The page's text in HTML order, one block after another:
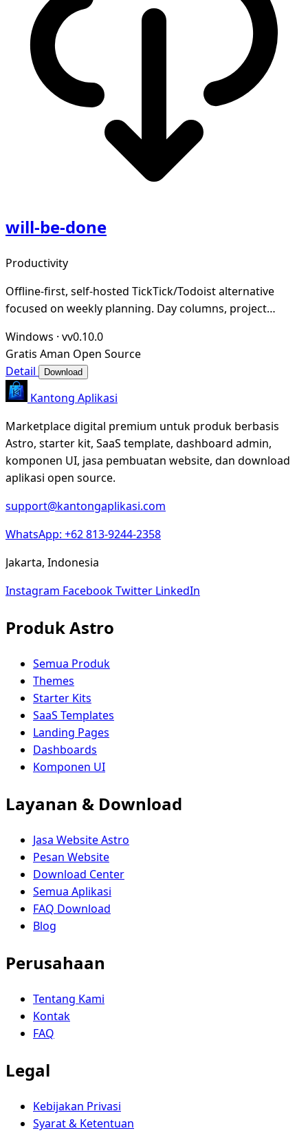
will-be-done
Productivity
Offline-first, self-hosted TickTick/Todoist alternative
focused on weekly planning. Day columns, project
Windows · vv0.10.0
Gratis Aman Open Source
Detail
Download
Kantong Aplikasi
Marketplace digital premium untuk produk berbasis
Astro, starter kit, SaaS template, dashboard admin,
komponen UI, jasa pembuatan website, dan download
aplikasi open source.
support@kantongaplikasi.com
WhatsApp: +62 813-9244-2358
Jakarta, Indonesia
Instagram FacebookTwitter LinkedIn
Produk Astro
Semua Produk
Themes
Starter Kits
SaaS Templates
Landing Pages
Dashboards
Komponen UI
Layanan & Download
Jasa Website Astro
Pesan Website
Download Center
Semua Aplikasi
FAQ Download
Blog
Perusahaan
Tentang Kami
Kontak
FAQ
Legal
Kebijakan Privasi
Syarat & Ketentuan